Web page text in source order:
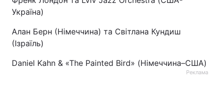
Україна)
Алан Берн (Німеччина) та Світлана Кундиш
(Ізраїль)
Daniel Kahn & «The Painted Bird» (Німеччина–США)
Реклама